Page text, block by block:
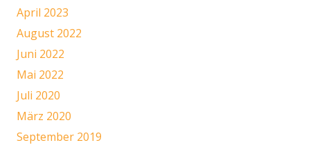
April 2023
August 2022
Juni 2022
Mai 2022
Juli 2020
März 2020
September 2019